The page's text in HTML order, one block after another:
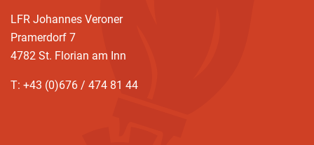
LFR Johannes Veroner
Pramerdorf 7
4782 St. Florian am Inn
T: +43 (0)676 / 474 81 44